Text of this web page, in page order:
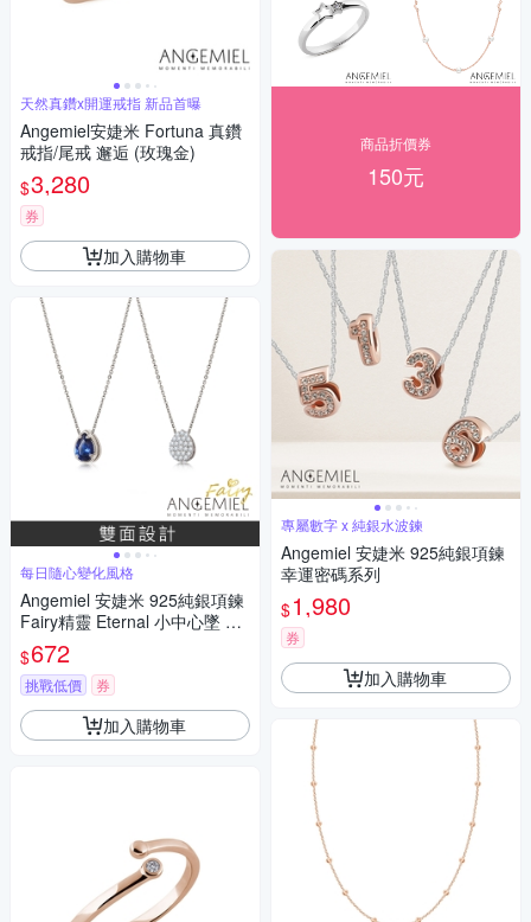
天然真鑽x開運戒指 新品首曝
Angemiel安婕米 Fortuna 真鑽
戒指/尾戒 邂逅 (玫瑰金)
$3,280
券
加入購物車
每日隨心變化風格
Angemiel 安婕米 925純銀項鍊
Fairy精靈 Eternal 小中心墜 藍
鑽滿鑽
$672
挑戰低價 券
加入購物車
商品折價券
150元
專屬數字 x 純銀水波鍊
Angemiel 安婕米 925純銀項鍊
幸運密碼系列
$1,980
券
加入購物車